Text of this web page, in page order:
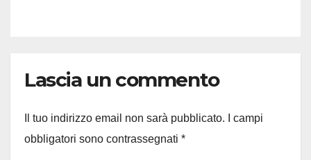
Lascia un commento
Il tuo indirizzo email non sarà pubblicato.
I campi
obbligatori sono contrassegnati *